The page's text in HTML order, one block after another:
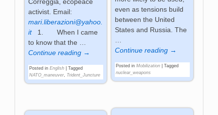
activist. Email:
mari.liberazioni@yahoo.
it1. When I came
to know that the
Continue reading →
Posted in English |Tagged
NATO_maneuver
Trident_Juncture
even as tensions build
between the United
States and Russia. The
…
Continue reading →
Posted in Mobilization| Tagged
nuclear_weapons